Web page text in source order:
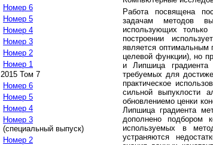
Номер 6
Номер 5
Номер 4
Номер 3
Номер 2
Номер 1
2015 Том 7
Номер 6
Номер 5
Номер 4
Номер 3
(специальный выпуск)
Номер 2
Работа посвящена
задачам методов
использующих
построении
является оптимальным
целевой функции), но
и Липшица
требуемых для
практическое
сильной выпуклости
обновлениемо ценки
Липшица градиента
дополнено подбором
используемых в
устраняются